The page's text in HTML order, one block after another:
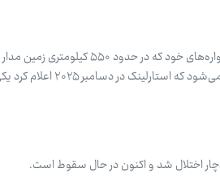
کیلومتر کاهش خواهد داد. این
دچار اختلال شد و اکنون در حال سقوط است.